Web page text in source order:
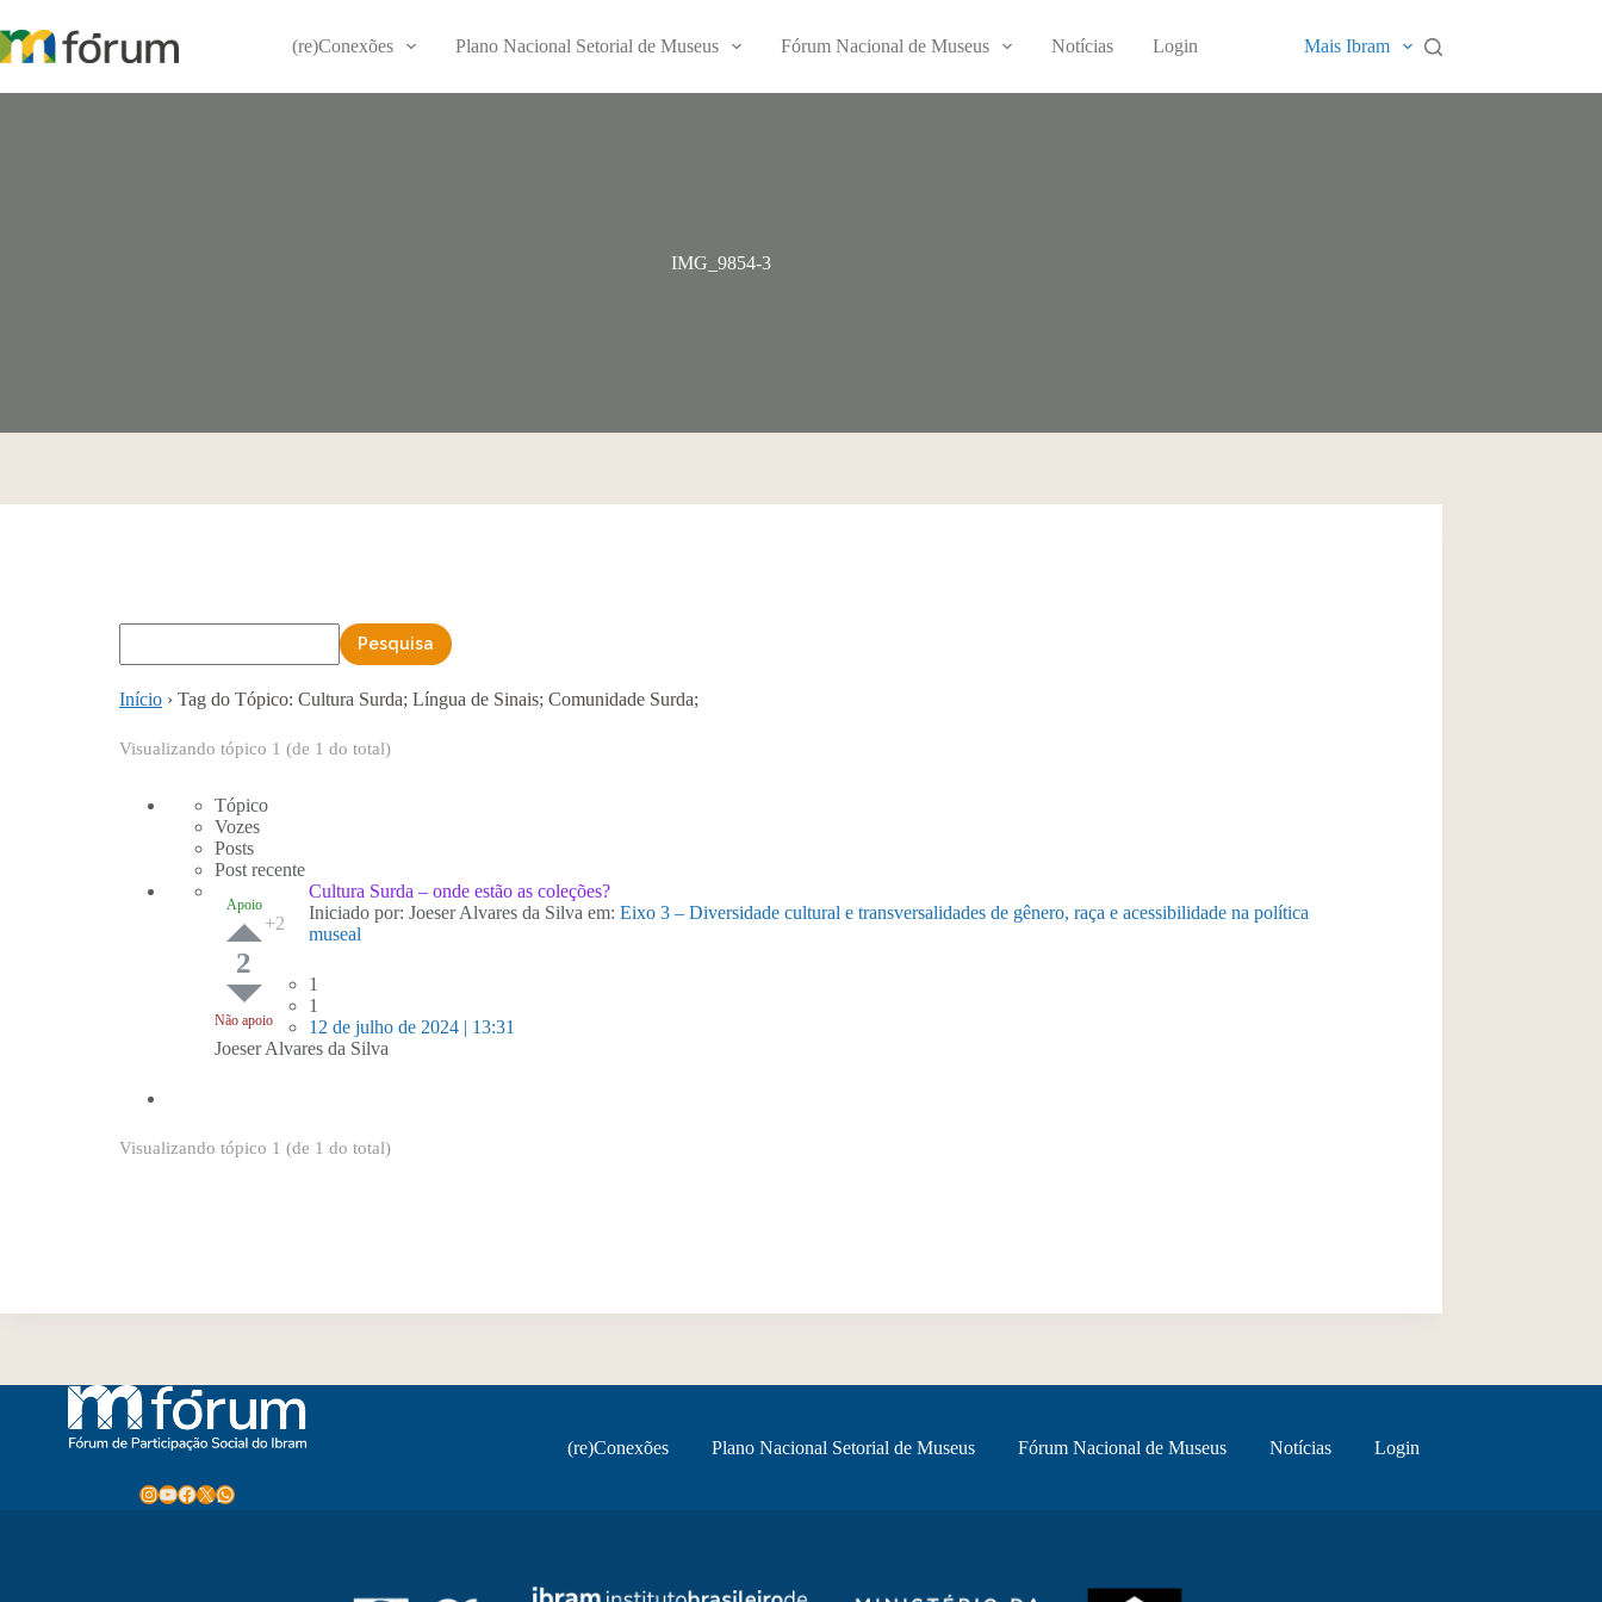
para
o
(re)Conexões Plano Nacional Setorial de Museus Fórum Nacional de Museus Notícias Login Mais Ibram
IMG_9854-3
Início › Tag do Tópico: Cultura Surda; Língua de Sinais; Comunidade Surda;
Visualizando tópico 1 (de 1 do total)
Tópico
Vozes
Posts
Post recente
Apoio
2
Não apoio
Cultura Surda – onde estão as coleções?
Iniciado por: Joeser Alvares da Silva em: Eixo 3 – Diversidade cultural e transversalidades de gênero, raça e acessibilidade na política
museal
1
1
12 de julho de 2024 | 13:31
Joeser Alvares da Silva
Visualizando tópico 1 (de 1 do total)
Instagram
Youtube
Facebook
X WhatsApp
(re)Conexões Plano Nacional Setorial de Museus Fórum Nacional de Museus Notícias Login